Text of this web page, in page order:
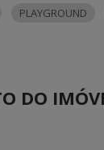
PLAYGROUND
DO